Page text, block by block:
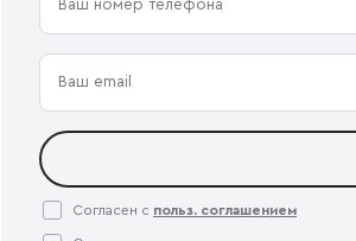
Согласен с польз. соглашением